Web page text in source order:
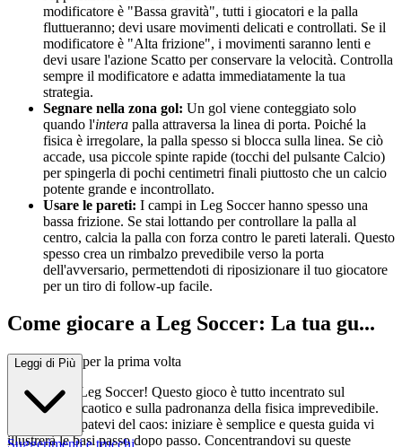
modificatore è "Bassa gravità", tutti i giocatori e la palla
fluttueranno; devi usare movimenti delicati e controllati. Se il
modificatore è "Alta frizione", i movimenti saranno lenti e
devi usare l'azione Scatto per conservare la velocità. Controlla
sempre il modificatore e adatta immediatamente la tua
strategia.
Segnare nella zona gol: Un gol viene conteggiato solo
quando l'intera palla attraversa la linea di porta. Poiché la
fisica è irregolare, la palla spesso si blocca sulla linea. Se ciò
accade, usa piccole spinte rapide (tocchi del pulsante Calcio)
per spingerla di pochi centimetri finali piuttosto che un calcio
potente grande e incontrollato.
Usare le pareti: I campi in Leg Soccer hanno spesso una
bassa frizione. Se stai lottando per controllare la palla al
centro, calcia la palla con forza contro le pareti laterali. Questo
spesso crea un rimbalzo prevedibile verso la porta
dell'avversario, permettendoti di riposizionare il tuo giocatore
per un tiro di follow-up facile.
Come giocare a Leg Soccer: La tua gu...
ida completa per la prima volta
Benvenuti a Leg Soccer! Questo gioco è tutto incentrato sul
divertimento caotico e sulla padronanza della fisica imprevedibile.
Non preoccupatevi del caos: iniziare è semplice e questa guida vi
illustrerà le basi passo dopo passo. Concentrandovi su queste
Leggi di Più